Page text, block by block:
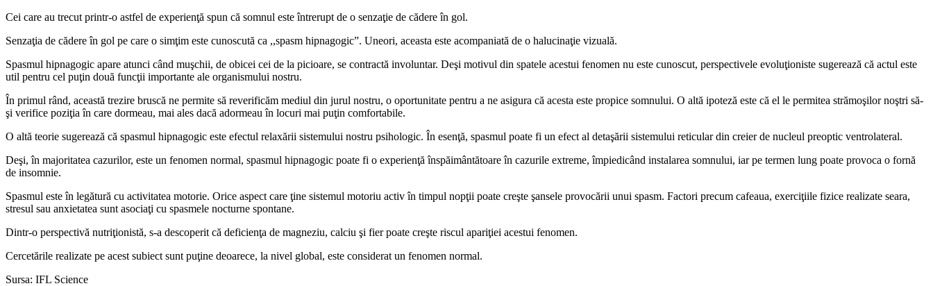
Cei care au trecut printr-o astfel de experienţă spun că somnul este întrerupt de o senzaţie de cădere în gol.
Senzaţia de cădere în gol pe care o simţim este cunoscută ca ,,spasm hipnagogic”. Uneori, aceasta este acompaniată de o halucinaţie vizuală.
Spasmul hipnagogic apare atunci când muşchii, de obicei cei de la picioare, se contractă involuntar. Deşi motivul din spatele acestui fenomen nu este cunoscut, perspectivele evoluţioniste sugerează că actul este
util pentru cel puţin două funcţii importante ale organismului nostru.
În primul rând, această trezire bruscă ne permite să reverificăm mediul din jurul nostru, o oportunitate pentru a ne asigura că acesta este propice somnului. O altă ipoteză este că el le permitea strămoşilor noştri să-
şi verifice poziţia în care dormeau, mai ales dacă adormeau în locuri mai puţin comfortabile.
O altă teorie sugerează că spasmul hipnagogic este efectul relaxării sistemului nostru psihologic. În esenţă, spasmul poate fi un efect al detaşării sistemului reticular din creier de nucleul preoptic ventrolateral.
Deşi, în majoritatea cazurilor, este un fenomen normal, spasmul hipnagogic poate fi o experienţă înspăimântătoare în cazurile extreme, împiedicând instalarea somnului, iar pe termen lung poate provoca o fornă
de insomnie.
Spasmul este în legătură cu activitatea motorie. Orice aspect care ţine sistemul motoriu activ în timpul nopţii poate creşte şansele provocării unui spasm. Factori precum cafeaua, exerciţiile fizice realizate seara,
stresul sau anxietatea sunt asociaţi cu spasmele nocturne spontane.
Dintr-o perspectivă nutriţionistă, s-a descoperit că deficienţa de magneziu, calciu şi fier poate creşte riscul apariţiei acestui fenomen.
Cercetările realizate pe acest subiect sunt puţine deoarece, la nivel global, este considerat un fenomen normal.
Sursa: IFL Science